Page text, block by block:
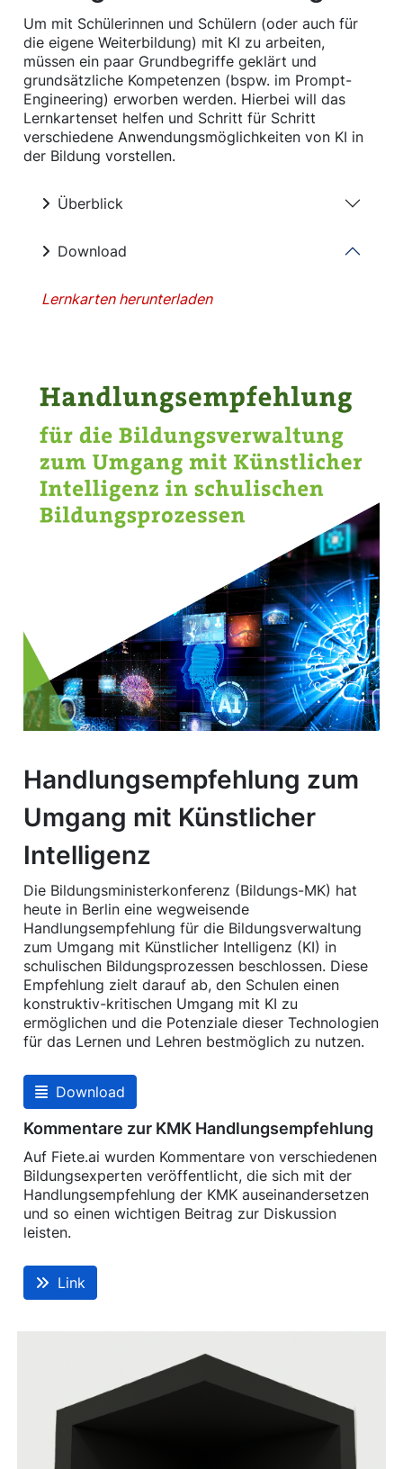
Um mit Schülerinnen und Schülern (oder auch für
die eigene Weiterbildung) mit KI zu arbeiten,
müssen ein paar Grundbegriffe geklärt und
grundsätzliche Kompetenzen (bspw. im Prompt-
Engineering) erworben werden. Hierbei will das
Lernkartenset helfen und Schritt für Schritt
verschiedene Anwendungsmöglichkeiten von KI in
der Bildung vorstellen.
Überblick
Download
Lernkarten herunterladen
Handlungsempfehlung zum
Umgang mit Künstlicher
Intelligenz
Die Bildungsministerkonferenz (Bildungs-MK) hat
heute in Berlin eine wegweisende
Handlungsempfehlung für die Bildungsverwaltung
zum Umgang mit Künstlicher Intelligenz (KI) in
schulischen Bildungsprozessen beschlossen. Diese
Empfehlung zielt darauf ab, den Schulen einen
konstruktiv-kritischen Umgang mit KI zu
ermöglichen und die Potenziale dieser Technologien
für das Lernen und Lehren bestmöglich zu nutzen.
Download
Kommentare zur KMK Handlungsempfehlung
Auf Fiete.ai wurden Kommentare von verschiedenen
Bildungsexperten veröffentlicht, die sich mit der
Handlungsempfehlung der KMK auseinandersetzen
und so einen wichtigen Beitrag zur Diskussion
leisten.
Link